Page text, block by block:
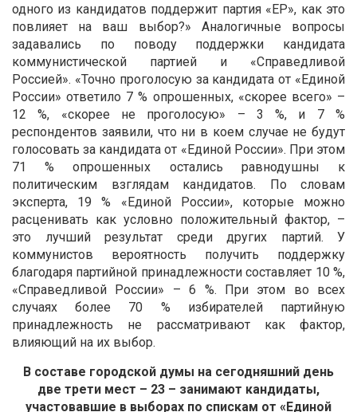
одного из кандидатов поддержит партия «ЕР», как это
повлияет на ваш выбор?» Аналогичные вопросы
задавались по поводу поддержки кандидата
коммунистической партией и «Справедливой
Россией». «Точно проголосую за кандидата от «Единой
России» ответило 7 % опрошенных, «скорее всего» –
12 %, «скорее не проголосую» – 3 %, и 7 %
респондентов заявили, что ни в коем случае не будут
голосовать за кандидата от «Единой России». При этом
71 % опрошенных остались равнодушны к
политическим взглядам кандидатов. По словам
эксперта, 19 % «Единой России», которые можно
расценивать как условно положительный фактор, –
это лучший результат среди других партий. У
коммунистов вероятность получить поддержку
благодаря партийной принадлежности составляет 10 %,
«Справедливой России» – 6 %. При этом во всех
случаях более 70 % избирателей партийную
принадлежность не рассматривают как фактор,
влияющий на их выбор.
В составе городской думы на сегодняшний день
две трети мест – 23 – занимают кандидаты,
участовавшие в выборах по спискам от «Единой